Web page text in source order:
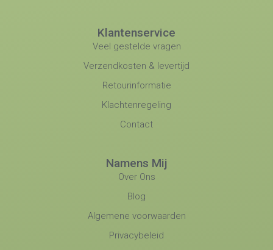
Klantenservice
Veel gestelde vragen
Verzendkosten & levertijd
Retourinformatie
Klachtenregeling
Contact
Namens Mij
Over Ons
Blog
Algemene voorwaarden
Privacybeleid